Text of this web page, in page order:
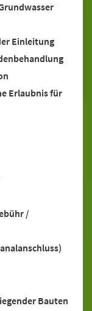
Einleitung
Erlaubnis für
/
Bauten